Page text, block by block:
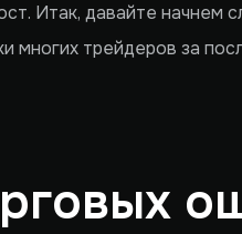
Итак, давайте начнем
многих трейдеров за